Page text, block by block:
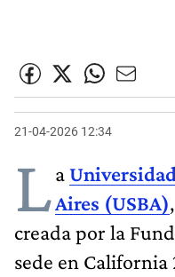
21-04-2026 12:34
La
Aires (USBA)
creada por la
sede en California